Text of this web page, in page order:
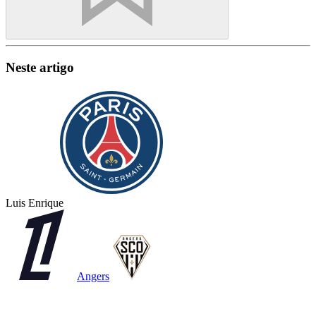
Neste artigo
Luis Enrique
Angers